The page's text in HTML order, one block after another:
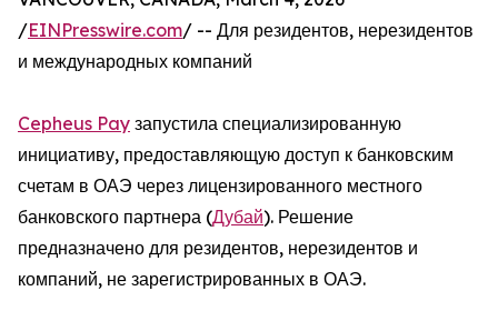
/EINPresswire.com/ -- Для резидентов, нерезидентов
и международных компаний
Cepheus Pay запустила специализированную
инициативу, предоставляющую доступ к банковским
счетам в ОАЭ через лицензированного местного
банковского партнера (Дубай). Решение
предназначено для резидентов, нерезидентов и
компаний, не зарегистрированных в ОАЭ.